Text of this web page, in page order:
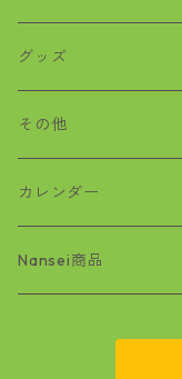
歴史
沖縄戦
絵本
基地問題
グッズ
おばぁタイムス
ワラビー
その他
カレンダー
Nansei商品